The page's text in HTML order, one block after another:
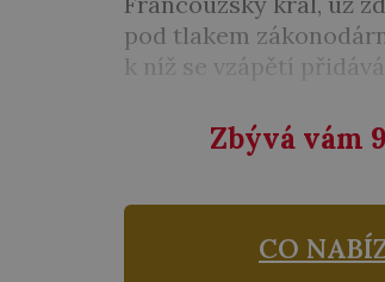
pod tlakem
k níž se vzápětí
Zbývá vám
CO